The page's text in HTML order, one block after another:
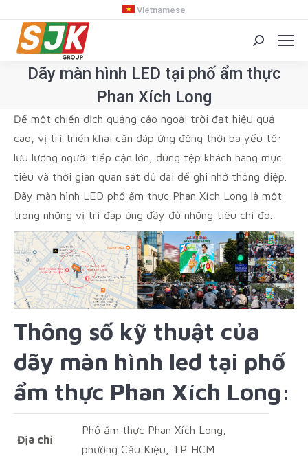
Vietnamese
Search:
Dãy màn hình LED tại phố ẩm thực
Phan Xích Long
You are here:
Để một chiến dịch quảng cáo ngoài trời đạt hiệu quả
cao, vị trí triển khai cần đáp ứng đồng thời ba yếu tố:
lưu lượng người tiếp cận lớn, đúng tệp khách hàng mục
tiêu và thời gian quan sát đủ dài để ghi nhớ thông điệp.
Dãy màn hình LED phố ẩm thực Phan Xích Long là một
trong những vị trí đáp ứng đầy đủ những tiêu chí đó.
Thông số kỹ thuật của
dãy màn hình led tại phố
ẩm thực Phan Xích Long:
Địa chỉ
Phố ẩm thực Phan Xích Long,
phường Cầu Kiệu, TP. HCM